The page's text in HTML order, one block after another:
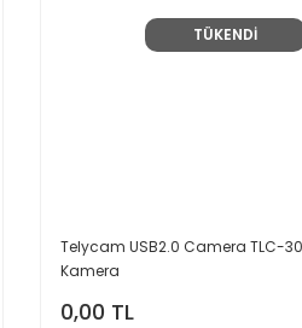
TÜKENDİ
Telycam USB2.0 Camera TLC-
Kamera
0,00 TL